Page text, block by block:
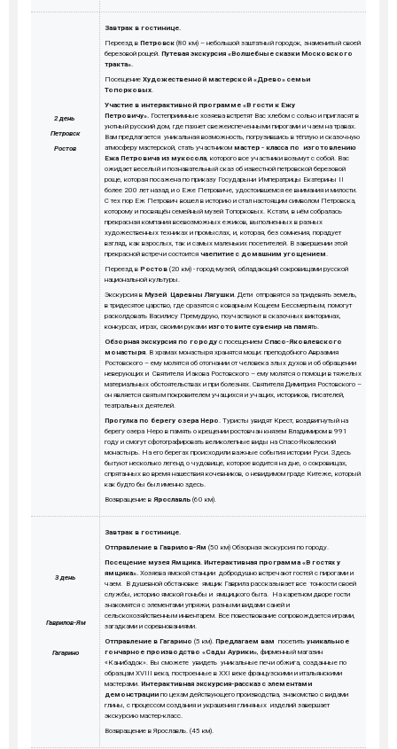
2 день
Петровск
Ростов
Завтрак в гостинице.
Переезд в Петровск (80 км) – небольшой заштатный городок, знаменитый своей
березовой рощей. Путевая экскурсия «Волшебные сказки Московского
тракта».
Посещение Художественной мастерской «Древо» семьи
Топорковых.
Участие в интерактивной программе «В гости к Ежу
Петровичу». Гостеприимные хозяева встретят Вас хлебом с солью и пригласят в
уютный русский дом, где пахнет свежеиспеченными пирогами и чаем на травах.
Вам предлагается уникальная возможность, погрузившись в тёплую и сказочную
атмосферу мастерской, стать участником мастер - класса по изготовлению
Ежа Петровича из мукосола, которого все участники возьмут с собой. Вас
ожидает веселый и познавательный сказ об известной петровской березовой
роще, которая посажена по приказу Государыни Императрицы Екатерины II
более 200 лет назад и о Еже Петровиче, удостоившемся ее внимания и милости.
С тех пор Еж Петрович вошел в историю и стал настоящим символом Петровска,
которому и посвящён семейный музей Топорковых. Кстати, в нём собралась
прекрасная компания всевозможных ежиков, выполненных в разных
художественных техниках и промыслах, и, которая, без сомнения, порадует
взгляд, как взрослых, так и самых маленьких посетителей. В завершении этой
прекрасной встречи состоится чаепитие с домашним угощением.
Переезд в Ростов (20 км) - город-музей, обладающий сокровищами русской
национальной культуры.
Экскурсия в Музей Царевны Лягушки. Дети отправятся за тридевять земель,
в тридесятое царство, где сразятся с коварным Кощеем Бессмертным, помогут
расколдовать Василису Премудрую, поучаствуют в сказочных викторинах,
конкурсах, играх, своими руками изготовите сувенир на память.
Обзорная экскурсия по городу с посещением Спасо-Яковлевского
монастыря. В храмах монастыря хранятся мощи: преподобного Авраамия
Ростовского – ему молятся об отогнании от человека злых духов и об обращении
неверующих и Святителя Иакова Ростовского – ему молятся о помощи в тяжелых
материальных обстоятельствах и при болезнях. Святителя Димитрия Ростовского –
он является святым покровителем учащихся и учащих, историков, писателей,
театральных деятелей.
Прогулка по берегу озера Неро. Туристы увидят Крест, воздвигнутый на
берегу озера Неро в память о крещении ростовчан князем Владимиром в 991
году и смогут сфотографировать великолепные виды на Спасо-Яковлеский
монастырь. На его берегах происходили важные события истории Руси. Здесь
бытуют несколько легенд о чудовище, которое водится на дне, о сокровищах,
спрятанных во время нашествия кочевников, о невидимом граде Китеже, который
как будто бы был именно здесь.
Возвращение в Ярославль (60 км).
3 день
Гаврилов-Ям
Гагарино
Завтрак в гостинице.
Отправление в Гаврилов-Ям (50 км) Обзорная экскурсия по городу.
Посещение музея Ямщика. Интерактивная программа «В гостях у
ямщика». Хозяева ямской станции добродушно встречают гостей с пирогами и
чаем. В душевной обстановке ямщик Гаврила рассказывает все тонкости своей
службы, историю ямской гоньбы и ямщицкого быта. На каретном дворе гости
знакомятся с элементами упряжи, разными видами саней и
сельскохозяйственным инвентарем. Все повествование сопровождается играми,
загадками и соревнованиями.
Отправление в Гагарино (5 км). Предлагаем вам посетить уникальное
гончарное производство «Сады Аурики», фирменный магазин
«Канибадок». Вы сможете увидеть уникальные печи обжига, созданные по
образцам XVIII века, построенные в XXI веке французскими и итальянскими
мастерами. Интерактивная экскурсия-рассказ с элементами
демонстрации по цехам действующего производства, знакомство с видами
глины, с процессом создания и украшения глиняных изделий завершает
экскурсию мастер-класс.
Возвращение в Ярославль. (45 км).